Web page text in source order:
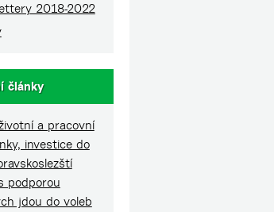
2018-2022
články
a pracovní
investice do
podporou
jdou do voleb